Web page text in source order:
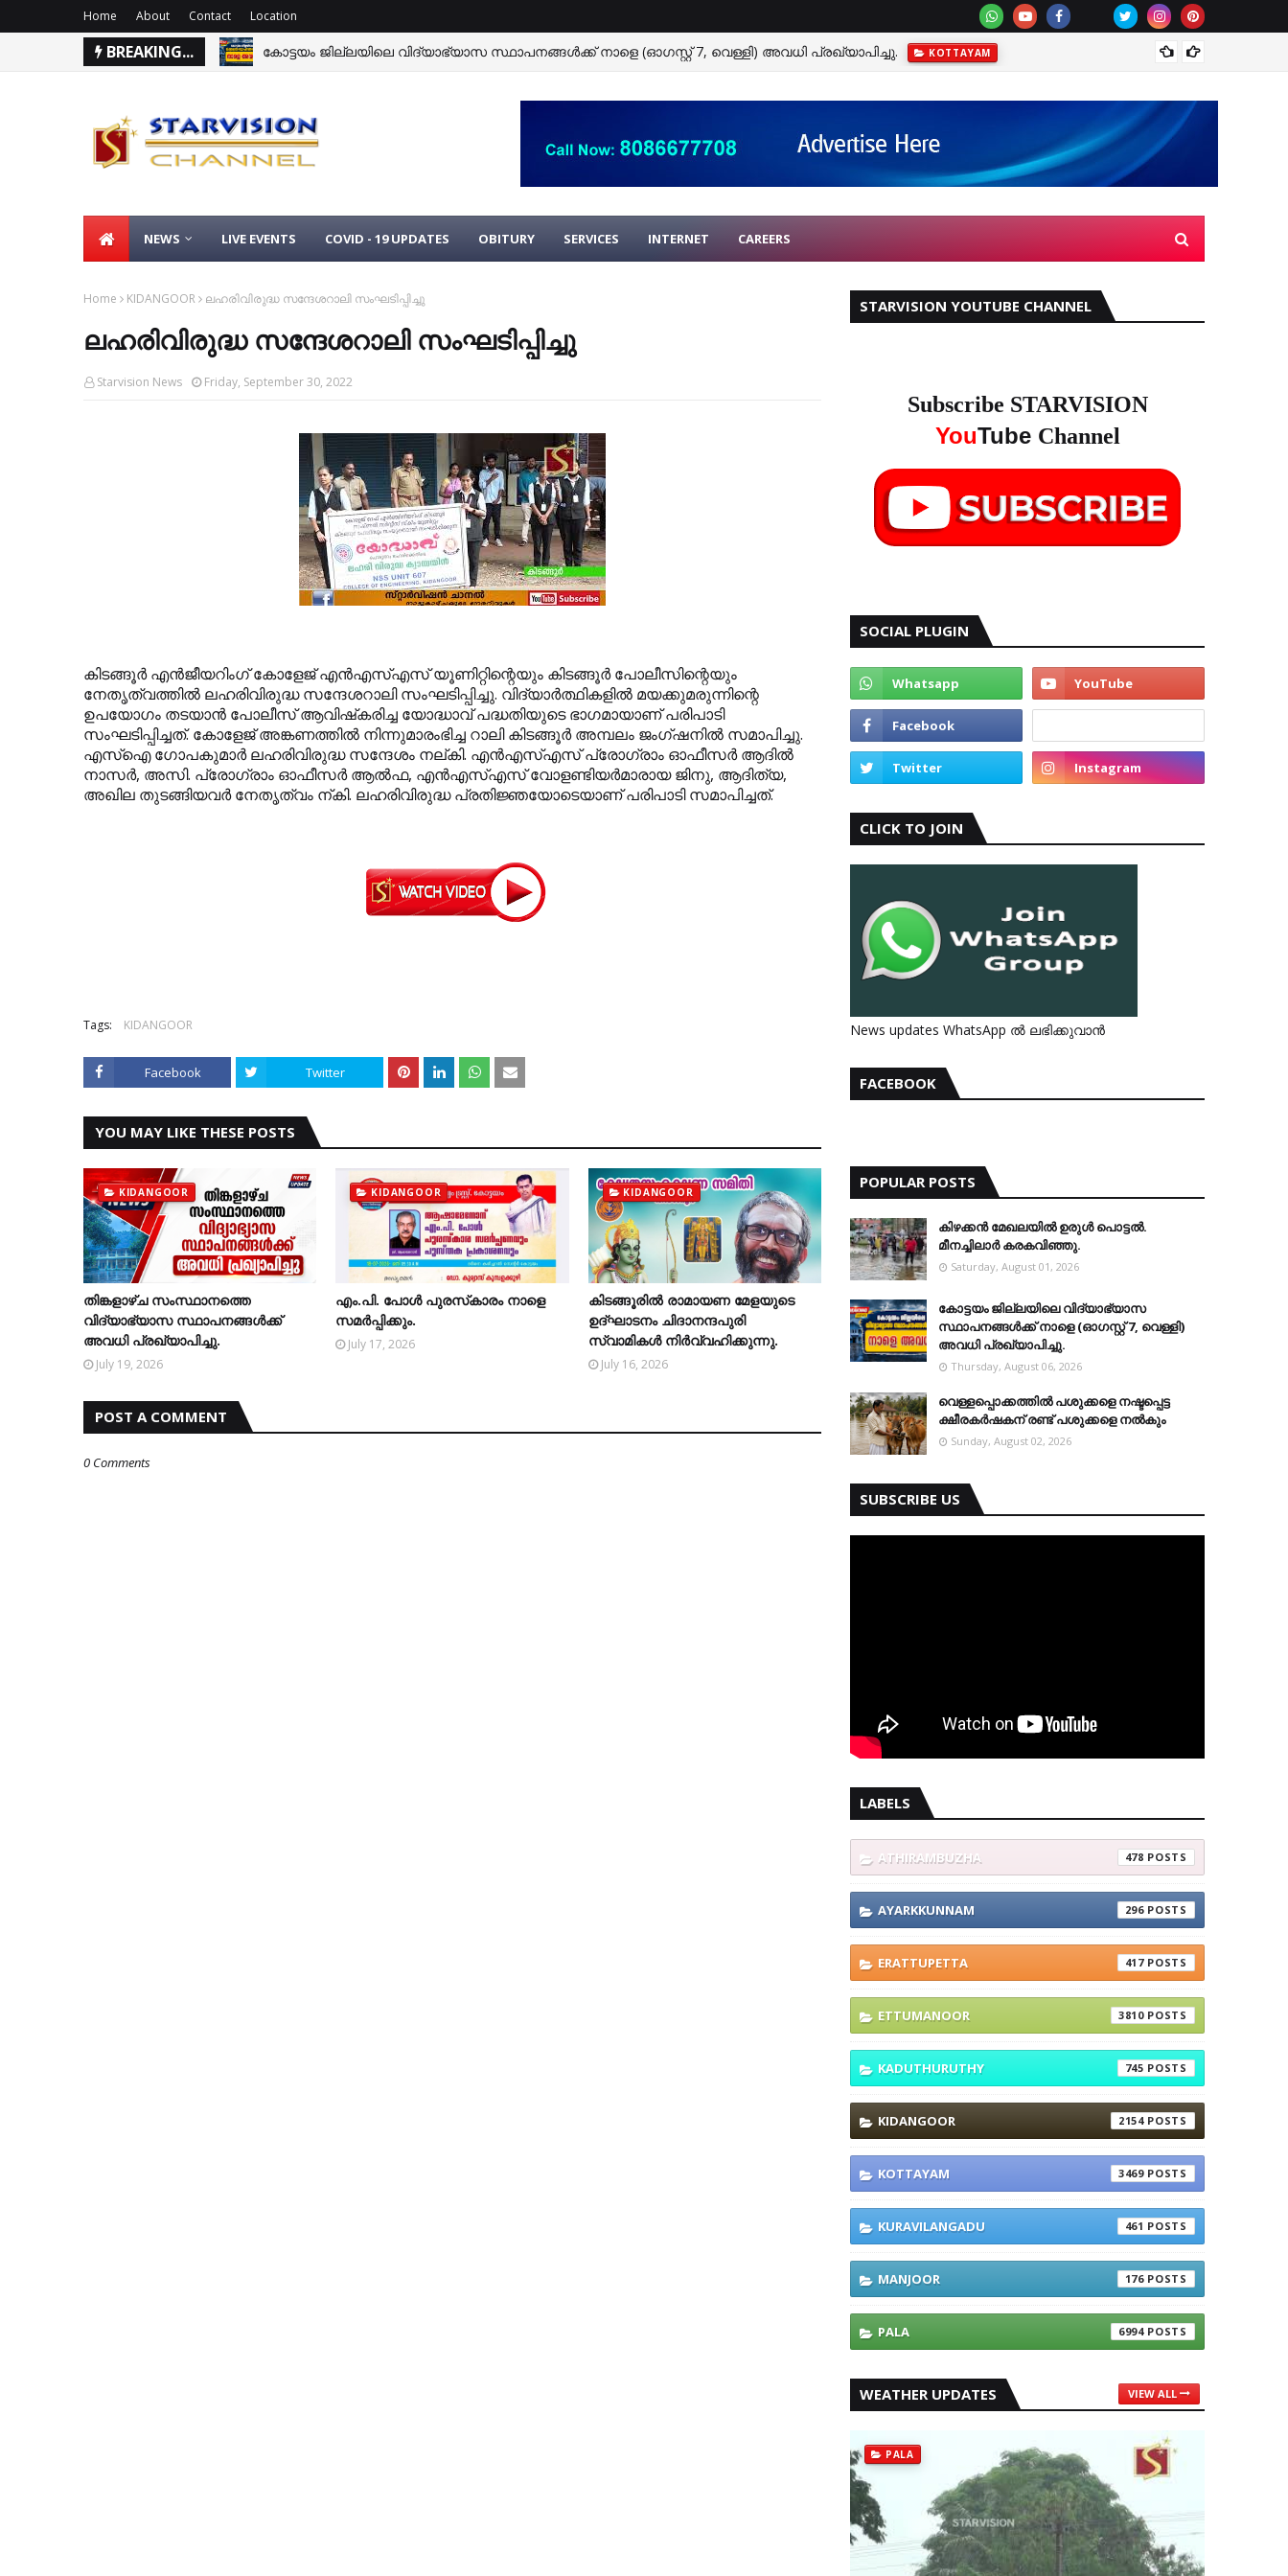
Home About Contact Location
BREAKING... കോട്ടയം ജില്ലയിലെ വിദ്യാഭ്യാസ സ്ഥാപനങ്ങള്‍ക്ക് നാളെ (ഓഗസ്റ്റ് 7, വെള്ളി) അവധി പ്രഖ്യാപിച്ചു. KOTTAYAM
NEWS LIVE EVENTS COVID - 19 UPDATES OBITURY SERVICES INTERNET CAREERS
Home KIDANGOOR ലഹരിവിരുദ്ധ സന്ദേശറാലി സംഘടിപ്പിച്ചു
ലഹരിവിരുദ്ധ സന്ദേശറാലി സംഘടിപ്പിച്ചു
Starvision News Friday, September 30, 2022
കിടങ്ങൂര്‍ എന്‍ജീയറിംഗ് കോളേജ് എന്‍എസ്എസ് യൂണിറ്റിന്റെയും കിടങ്ങൂര്‍ പോലീസിന്റെയും
നേതൃത്വത്തില്‍ ലഹരിവിരുദ്ധ സന്ദേശറാലി സംഘടിപ്പിച്ചു. വിദ്യാര്‍ത്ഥികളില്‍ മയക്കുമരുന്നിന്റെ
ഉപയോഗം തടയാന്‍ പോലീസ് ആവിഷ്‌കരിച്ച യോദ്ധാവ് പദ്ധതിയുടെ ഭാഗമായാണ് പരിപാടി
സംഘടിപ്പിച്ചത്. കോളേജ് അങ്കണത്തില്‍ നിന്നുമാരംഭിച്ച റാലി കിടങ്ങൂര്‍ അമ്പലം ജംഗ്ഷനില്‍ സമാപിച്ചു.
എസ്‌ഐ ഗോപകുമാര്‍ ലഹരിവിരുദ്ധ സന്ദേശം നല്കി. എന്‍എസ്എസ് പ്രോഗ്രാം ഓഫീസര്‍ ആദില്‍
നാസര്‍, അസി. പ്രോഗ്രാം ഓഫീസര്‍ ആല്‍ഫ, എന്‍എസ്എസ് വോളണ്ടിയര്‍മാരായ ജിനു, ആദിത്യ,
അഖില തുടങ്ങിയവര്‍ നേതൃത്വം ന്കി. ലഹരിവിരുദ്ധ പ്രതിജ്ഞയോടെയാണ് പരിപാടി സമാപിച്ചത്.
Tags: KIDANGOOR
Facebook Twitter
YOU MAY LIKE THESE POSTS
KIDANGOOR
തിങ്കളാഴ്ച സംസ്ഥാനത്തെ
വിദ്യാഭ്യാസ സ്ഥാപനങ്ങള്‍ക്ക്
അവധി പ്രഖ്യാപിച്ചു.
July 19, 2026
KIDANGOOR
എം.പി. പോള്‍ പുരസ്‌കാരം നാളെ
സമര്‍പ്പിക്കും.
July 17, 2026
KIDANGOOR
കിടങ്ങൂരില്‍ രാമായണ മേളയുടെ
ഉദ്ഘാടനം ചിദാനന്ദപുരി
സ്വാമികള്‍ നിര്‍വ്വഹിക്കുന്നു.
July 16, 2026
POST A COMMENT
0 Comments
STARVISION YOUTUBE CHANNEL
Subscribe STARVISION
YouTube Channel
SOCIAL PLUGIN
CLICK TO JOIN
News updates WhatsApp ൽ ലഭിക്കുവാൻ
FACEBOOK
POPULAR POSTS
കിഴക്കന്‍ മേഖലയില്‍ ഉരുള്‍ പൊട്ടല്‍.
മീനച്ചിലാര്‍ കരകവിഞ്ഞു.
Saturday, August 01, 2026
കോട്ടയം ജില്ലയിലെ വിദ്യാഭ്യാസ
സ്ഥാപനങ്ങള്‍ക്ക് നാളെ (ഓഗസ്റ്റ് 7, വെള്ളി)
അവധി പ്രഖ്യാപിച്ചു.
Thursday, August 06, 2026
വെള്ളപ്പൊക്കത്തില്‍ പശുക്കളെ നഷ്ടപ്പെട്ട
ക്ഷീരകര്‍ഷകന് രണ്ട് പശുക്കളെ നല്‍കും
Sunday, August 02, 2026
SUBSCRIBE US
LABELS
ATHIRAMBUZHA 478
AYARKKUNNAM 296
ERATTUPETTA 417
ETTUMANOOR 3810
KADUTHURUTHY 745
KIDANGOOR 2154
KOTTAYAM 3469
KURAVILANGADU 461
MANJOOR 176
PALA 6994
WEATHER UPDATES VIEW ALL
PALA